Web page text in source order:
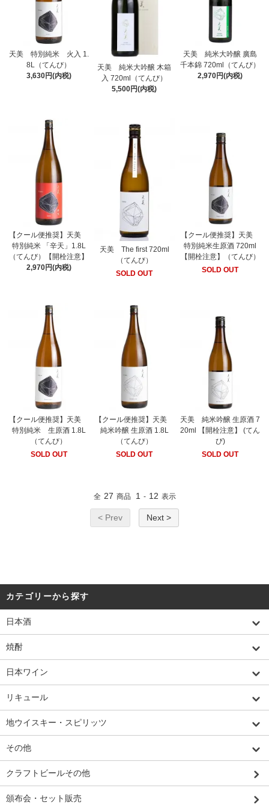
天美 特別純米 火入 1.
8L（てんび）
3,630円(内税)
天美 純米大吟醸 木箱
入 720ml（てんび）
5,500円(内税)
天美 純米大吟醸 廣島
千本錦 720ml（てんび）
2,970円(内税)
【クール便推奨】天美
特別純米 「辛天」1.8L
（てんび）【開栓注意】
2,970円(内税)
天美 The first 720ml
（てんび）
SOLD OUT
【クール便推奨】天美
特別純米生原酒 720ml
【開栓注意】（てんび）
SOLD OUT
【クール便推奨】天美
特別純米 生原酒 1.8L
（てんび）
SOLD OUT
【クール便推奨】天美
純米吟醸 生原酒 1.8L
（てんび）
SOLD OUT
天美 純米吟醸 生原酒 7
20ml 【開栓注意】 (てん
び)
SOLD OUT
全 27 商品 1 - 12 表示
< Prev Next >
カテゴリーから探す
日本酒
焼酎
日本ワイン
リキュール
地ウイスキー・スピリッツ
その他
クラフトビールその他
頒布会・セット販売